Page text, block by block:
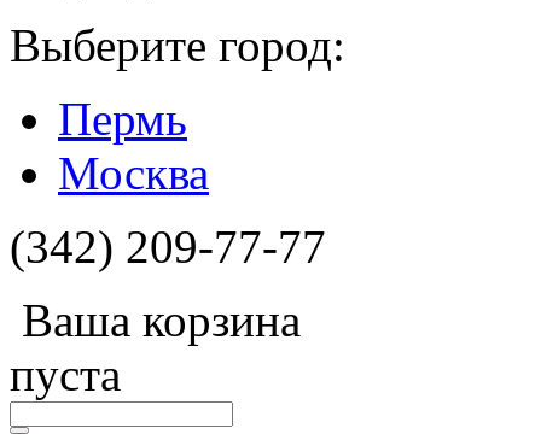
Выберите город:
Пермь
Москва
(342) 209-77-77
Ваша корзина
пуста